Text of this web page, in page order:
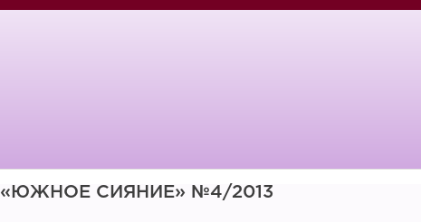
«ЮЖНОЕ СИЯНИЕ» №4/2013